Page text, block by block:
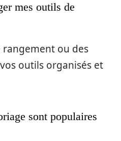
mes outils de
rangement ou des
outils organisés et
sont populaires